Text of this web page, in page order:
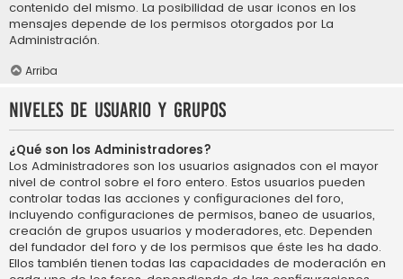
contenido del mismo. La posibilidad de usar iconos en los
mensajes depende de los permisos otorgados por La
Administración.
Arriba
Niveles de usuario y grupos
¿Qué son los Administradores?
Los Administradores son los usuarios asignados con el mayor
nivel de control sobre el foro entero. Estos usuarios pueden
controlar todas las acciones y configuraciones del foro,
incluyendo configuraciones de permisos, baneo de usuarios,
creación de grupos usuarios y moderadores, etc. Dependen
del fundador del foro y de los permisos que éste les ha dado.
Ellos también tienen todas las capacidades de moderación en